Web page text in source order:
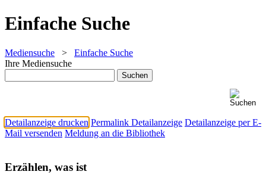
Einfache Suche
Mediensuche > Einfache Suche
Ihre Mediensuche
Detailanzeige drucken Permalink Detailanzeige Detailanzeige per E-
Mail versenden Meldung an die Bibliothek
Erzählen, was ist